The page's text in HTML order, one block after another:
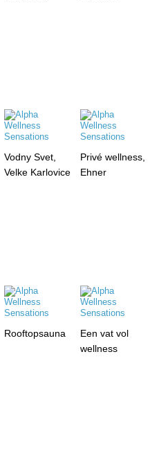
Vodny Svet,
Velke Karlovice
Privé wellness,
Ehner
Rooftopsauna
Een vat vol
wellness